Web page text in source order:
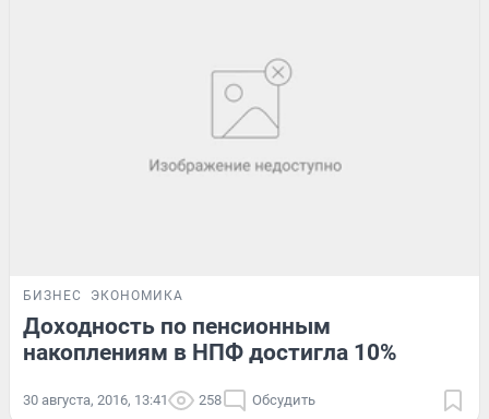
БИЗНЕС ЭКОНОМИКА
Доходность по пенсионным
накоплениям в НПФ достигла 10%
30 августа, 2016, 13:41 258 Обсудить